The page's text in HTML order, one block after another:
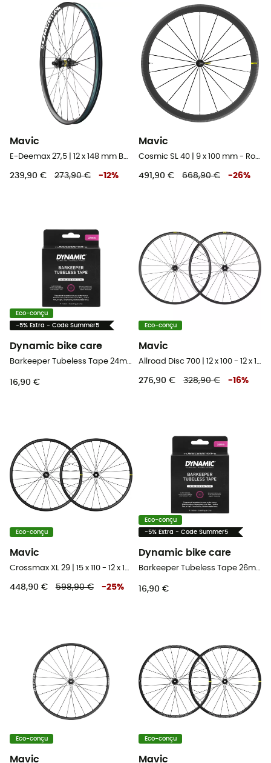
Mavic
E-Deemax 27,5 | 12 x 148 mm Boost | Centerlock - Roue arrière VTT 27,5"
239,90 € 273,90 € -12%
Mavic
Cosmic SL 40 | 9 x 100 mm - Roue vélo avant
491,90 € 668,90 € -26%
Eco-conçu
-5% Extra - Code Summer5
Dynamic bike care
Barkeeper Tubeless Tape 24mm - 11m - Fond de jante tubeless
16,90 €
Eco-conçu
Mavic
Allroad Disc 700 | 12 x 100 - 12 x 142 mm | 6 Trous - Paire de roues vélo
276,90 € 328,90 € -16%
Eco-conçu
Mavic
Crossmax XL 29 | 15 x 110 - 12 x 148 mm Boost | 6 Trous - Paire de roues VTT 29"
448,90 € 598,90 € -25%
Eco-conçu
-5% Extra - Code Summer5
Dynamic bike care
Barkeeper Tubeless Tape 26mm - 11m - Fond de jante tubeless
16,90 €
Eco-conçu
Mavic
Eco-conçu
Mavic